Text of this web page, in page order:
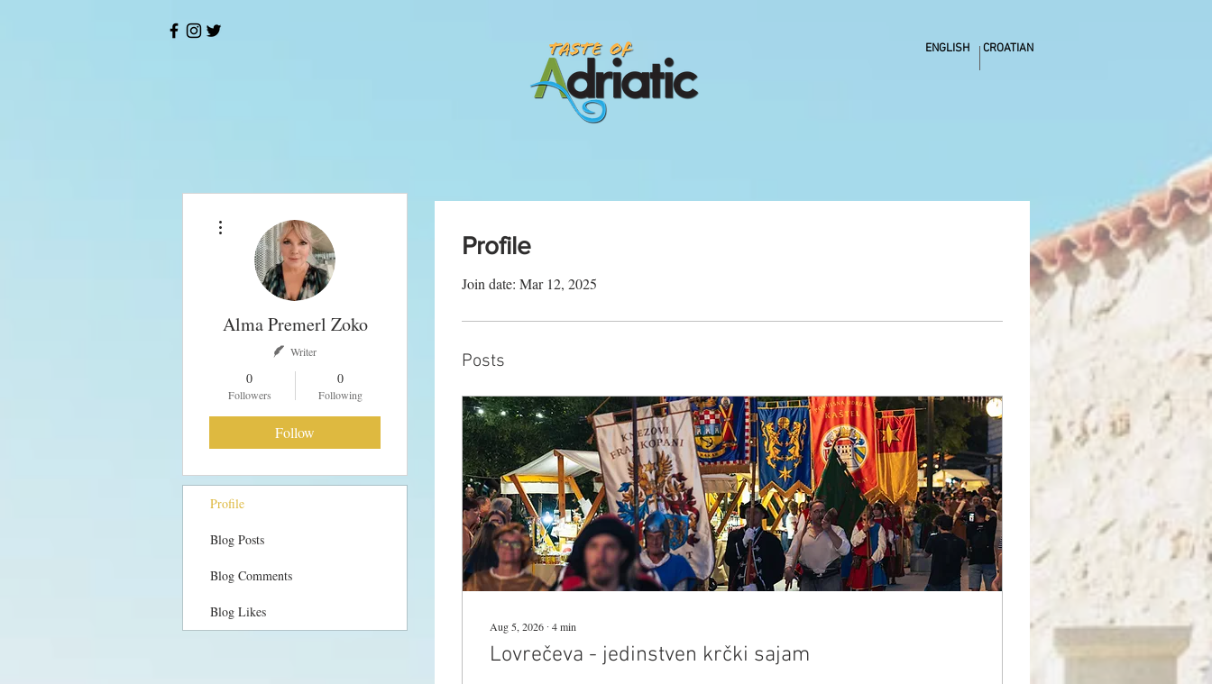
ENGLISH CROATIAN
Profile
Join date: Mar 12, 2025
Posts
Aug 5, 2026 ∙ 4min
Lovrečeva - jedinstven krčki sajam
Alma Premerl Zoko
Writer
0
Followers
0
Following
Follow
Profile
Blog Posts
Blog Comments
Blog Likes